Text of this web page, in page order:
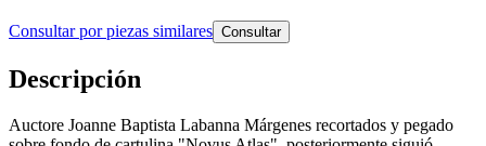
Consultar por piezas similares Consultar
Descripción
Auctore Joanne Baptista Labanna Márgenes recortados y pegado